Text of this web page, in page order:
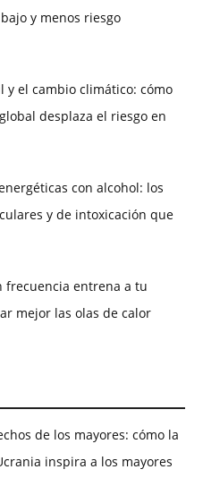
y menos riesgo
y el cambio climático: cómo
desplaza el riesgo en
con alcohol: los
y de intoxicación que
frecuencia entrena a tu
mejor las olas de calor
de los mayores: cómo la
inspira a los mayores